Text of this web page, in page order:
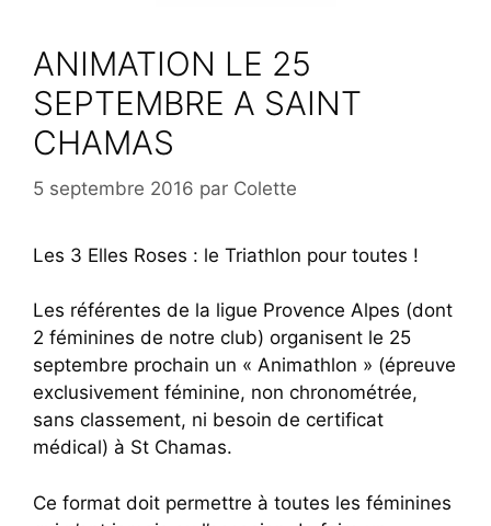
ANIMATION LE 25
SEPTEMBRE A SAINT
CHAMAS
5 septembre 2016 par Colette
Les 3 Elles Roses : le Triathlon pour toutes !
Les référentes de la ligue Provence Alpes (dont
2 féminines de notre club) organisent le 25
septembre prochain un « Animathlon » (épreuve
exclusivement féminine, non chronométrée,
sans classement, ni besoin de certificat
médical) à St Chamas.
Ce format doit permettre à toutes les féminines